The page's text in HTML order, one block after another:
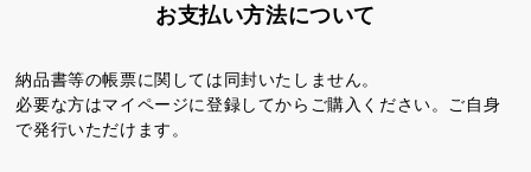
ちゃころん お茶の子 虎とら
お支払い方法について
納品書等の帳票に関しては同封いたしません。
必要な方はマイページに登録してからご購入ください。ご自身
で発行いただけます。